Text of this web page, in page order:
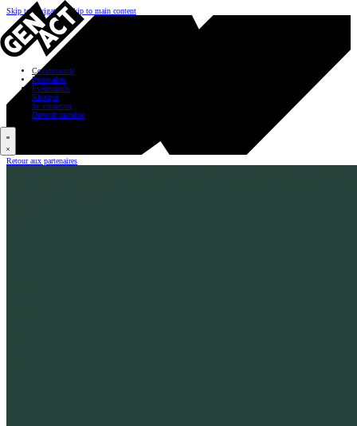
Skip to navigation Skip to main content
Communauté
Partenaires
Événements
Kiosque
Se connecter
Devenir membre
Retour aux partenaires